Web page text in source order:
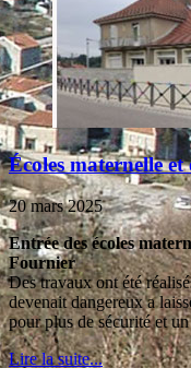
Écoles maternelle
20 mars 2025
Entrée des écoles
Fournier
Des travaux ont été
devenait dangereux a
pour plus de sécurité et
Lire la suite...